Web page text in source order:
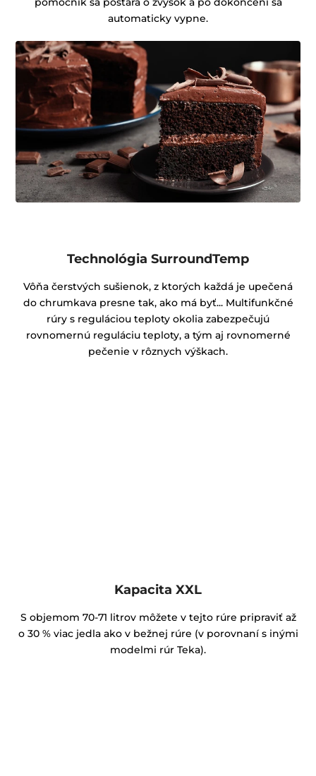
automaticky vypne.
Technológia SurroundTemp
Vôňa čerstvých sušienok, z ktorých každá je upečená
do chrumkava presne tak, ako má byť... Multifunkčné
rúry s reguláciou teploty okolia zabezpečujú
rovnomernú reguláciu teploty, a tým aj rovnomerné
pečenie v rôznych výškach.
Kapacita XXL
S objemom 70-71 litrov môžete v tejto rúre pripraviť až
o 30 % viac jedla ako v bežnej rúre (v porovnaní s inými
modelmi rúr Teka).